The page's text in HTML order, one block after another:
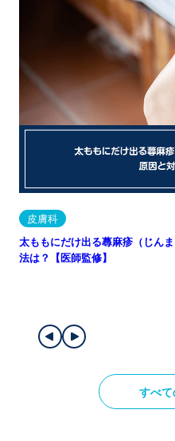
皮膚科
太ももにだけ出る蕁麻疹（じん
法は？【医師監修】
すべ